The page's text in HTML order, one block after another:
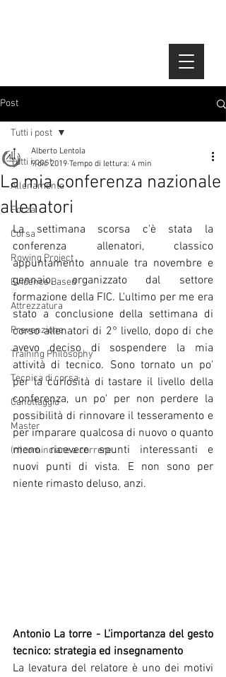
Post
Tutti i post
Allenamento
Forza
Corsa
Rowing Project
Evidence Based
Attrezzatura
Prevenzione
Training Philosophy
Tecnica di corsa
Canottaggio
Master
(ri)cominciare a correre
Tutti i post
La mia conferenza nazionale
allenatori
Alberto Lentola
9 dic 2019 Tempo di lettura: 4 min
La settimana scorsa c'è stata la
conferenza allenatori, classico
appuntamento annuale tra novembre e
gennaio, organizzato dal settore
formazione della FIC. L'ultimo per me era
stato a conclusione della settimana di
corso allenatori di 2° livello, dopo di che
avevo deciso di sospendere la mia
attività di tecnico. Sono tornato un po'
per la curiosità di tastare il livello della
conferenza, un po' per non perdere la
possibilità di rinnovare il tesseramento e
per imparare qualcosa di nuovo o quanto
meno ricevere spunti interessanti e
nuovi punti di vista. E non sono per
niente rimasto deluso, anzi.
Antonio La torre - L'importanza del gesto
tecnico: strategia ed insegnamento
La levatura del relatore è uno dei motivi